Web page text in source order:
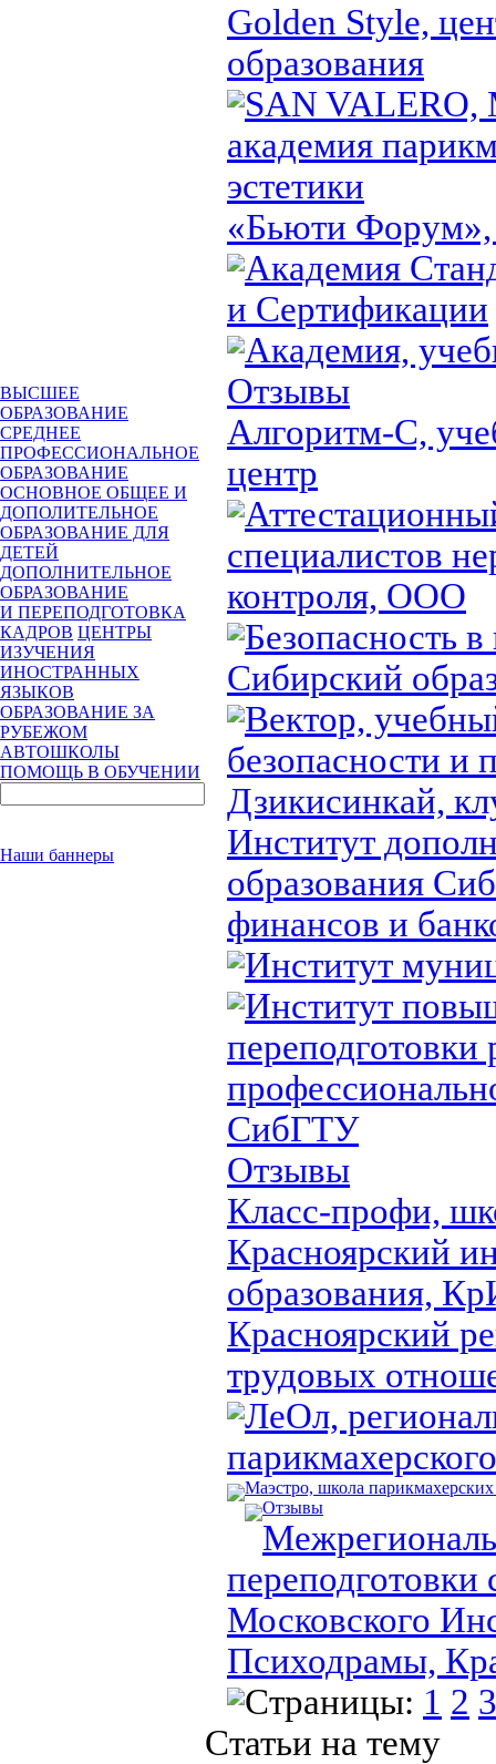
ВЫСШЕЕ
ОБРАЗОВАНИЕ
СРЕДНЕЕ
ПРОФЕССИОНАЛЬНОЕ
ОБРАЗОВАНИЕ
ОСНОВНОЕ ОБЩЕЕ И
ДОПОЛИТЕЛЬНОЕ
ОБРАЗОВАНИЕ ДЛЯ
ДЕТЕЙ
ДОПОЛНИТЕЛЬНОЕ
ОБРАЗОВАНИЕ
И ПЕРЕПОДГОТОВКА
КАДРОВ ЦЕНТРЫ
ИЗУЧЕНИЯ
ИНОСТРАННЫХ
ЯЗЫКОВ
ОБРАЗОВАНИЕ ЗА
РУБЕЖОМ
АВТОШКОЛЫ
ПОМОЩЬ В ОБУЧЕНИИ
Наши баннеры
Golden Style,
образования
SAN VALERO,
академия
эстетики
«Бьюти Форум»,
Академия
и Сертификации
Академия,
Отзывы
Алгоритм-С,
центр
специалистов
контроля, ООО
Безопасность
Сибирский
Вектор,
безопасности и
Дзикисинкай,
Институт
образования
финансов и
Институт
Институт
переподготовки
СибГТУ
Отзывы
Класс-профи,
Красноярский
образования,
Красноярский
трудовых
ЛеОл,
Маэстро, школа парикмахерских
Отзывы
Московского
Психодрамы,
Страницы: 1 2 3
Статьи на тему